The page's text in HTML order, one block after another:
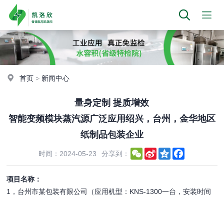
首页 > 新闻中心
量身定制 提质增效
智能变频模块蒸汽源广泛应用绍兴，台州，金华地区
纸制品包装企业
时间：2024-05-23 分享到： WeChat
Sina
Weibo
Qzone
项目名称：
1，台州市某包装有限公司（应用机型：KNS-1300一台，安装时间